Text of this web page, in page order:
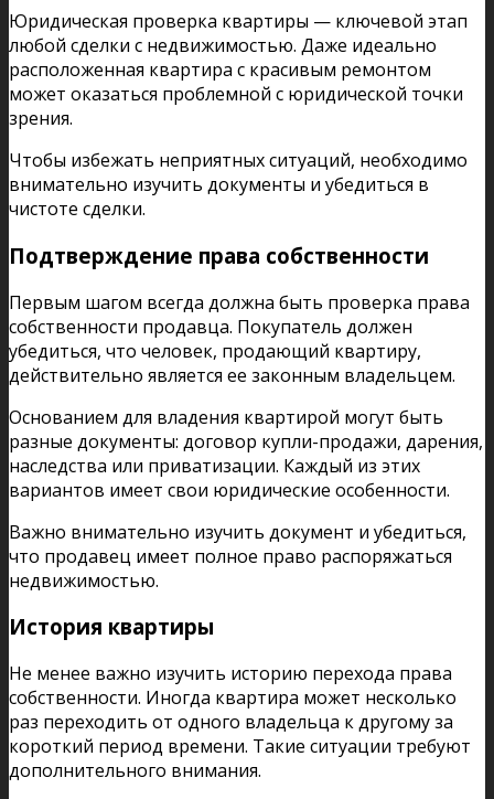
Юридическая проверка квартиры — ключевой этап
любой сделки с недвижимостью. Даже идеально
расположенная квартира с красивым ремонтом
может оказаться проблемной с юридической точки
зрения.
Чтобы избежать неприятных ситуаций, необходимо
внимательно изучить документы и убедиться в
чистоте сделки.
Подтверждение права собственности
Первым шагом всегда должна быть проверка права
собственности продавца. Покупатель должен
убедиться, что человек, продающий квартиру,
действительно является ее законным владельцем.
Основанием для владения квартирой могут быть
разные документы: договор купли-продажи, дарения,
наследства или приватизации. Каждый из этих
вариантов имеет свои юридические особенности.
Важно внимательно изучить документ и убедиться,
что продавец имеет полное право распоряжаться
недвижимостью.
История квартиры
Не менее важно изучить историю перехода права
собственности. Иногда квартира может несколько
раз переходить от одного владельца к другому за
короткий период времени. Такие ситуации требуют
дополнительного внимания.